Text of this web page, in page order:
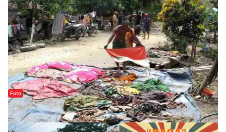
Foto
Sejak Banjir Bandang, Warga Butuhkan Air Bersih